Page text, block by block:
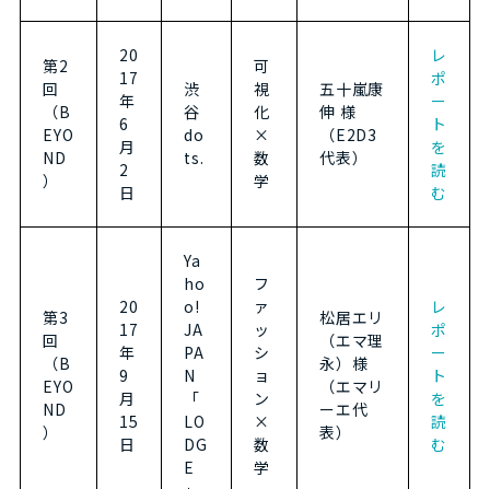
第2
回
（B
EYO
ND
）
20
17
年
6
月
2
日
渋
谷
do
ts.
可
視
化
×
数
学
五十嵐康
伸 様
（E2D3
代表）
レ
ポ
ー
ト
を
読
む
第3
回
（B
EYO
ND
）
20
17
年
9
月
15
日
Ya
ho
o!
JA
PA
N
「
LO
DG
E
フ
ァ
ッ
シ
ョ
ン
×
数
学
松居エリ
（エマ理
永）様
（エマリ
ーエ代
表）
レ
ポ
ー
ト
を
読
む